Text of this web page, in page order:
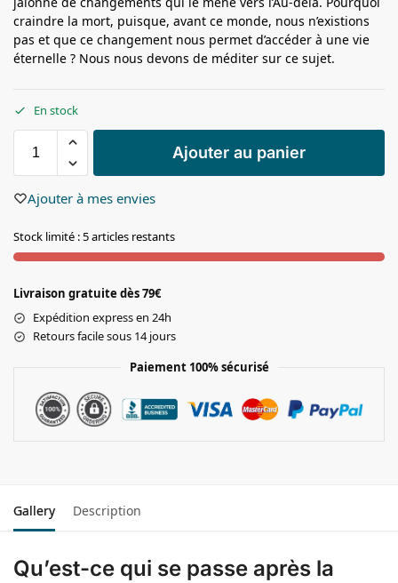
craindre la mort, puisque, avant ce monde, nous n’existions
pas et que ce changement nous permet d’accéder à une vie
éternelle ? Nous nous devons de méditer sur ce sujet.
En stock
Ajouter au panier
Ajouter à mes envies
Stock limité : 5 articles restants
Livraison gratuite dès 79€
Expédition express en 24h
Retours facile sous 14 jours
Paiement 100% sécurisé
Gallery Description
Qu’est-ce qui se passe après la